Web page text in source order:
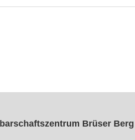
Brüser Berg